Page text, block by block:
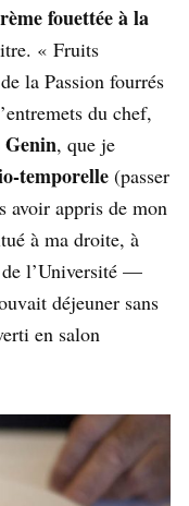
fouettée à la
« Fruits
la Passion fourrés
du chef,
Genin, que je
temporelle (passer
avoir appris de mon
à ma droite, à
de l’Université —
déjeuner sans
en salon